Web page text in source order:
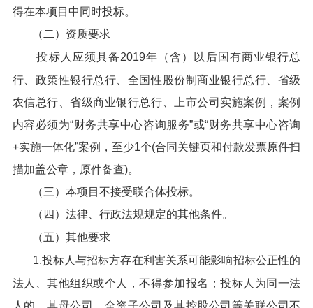
得在本项目中同时投标。
（二）资质要求
投标人应须具备2019年（含）以后国有商业银行总
行、政策性银行总行、全国性股份制商业银行总行、省级
农信总行、省级商业银行总行、上市公司实施案例，案例
内容必须为“财务共享中心咨询服务”或“财务共享中心咨询
+实施一体化”案例，至少1个(合同关键页和付款发票原件扫
描加盖公章，原件备查)。
（三）本项目不接受联合体投标。
（四）法律、行政法规规定的其他条件。
（五）其他要求
1.投标人与招标方存在利害关系可能影响招标公正性的
法人、其他组织或个人，不得参加报名；投标人为同一法
人的，其母公司、全资子公司及其控股公司等关联公司不